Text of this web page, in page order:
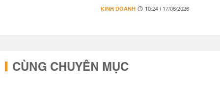
KINH DOANH 10:24 | 17/06/2026
CÙNG CHUYÊN MỤC